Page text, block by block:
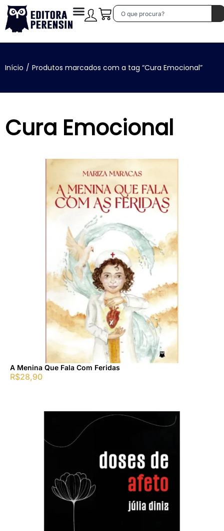
Início / Produtos marcados com a tag “Cura Emocional”
Cura Emocional
A Menina Que Fala Com Feridas
R$28,90